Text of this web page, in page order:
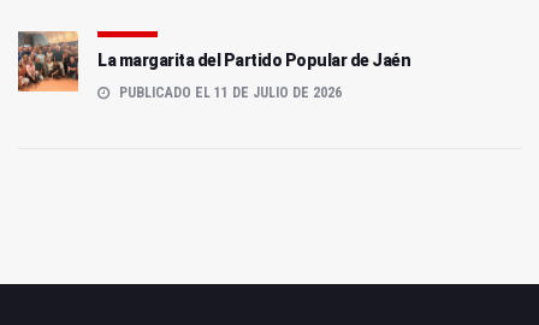
La margarita del Partido Popular de Jaén
PUBLICADO EL 11 DE JULIO DE 2026